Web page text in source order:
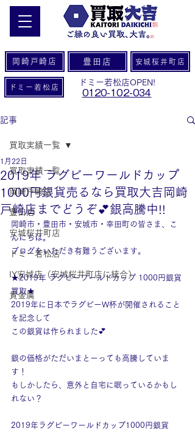
岡崎戸崎店 豊田店 安城桜井町店
ドミー若松店
ドミー若松店OPEN!
0120-102-034
記事
買取実績一覧
岡崎戸崎店
豊田店
安城桜井町店
ドミー若松店
IY安城店（安城桜井町店に統合）
貴金属
買取実績一覧
2019年 ラグビーワールドカップ
1000円銀貨売るなら買取大吉岡崎
戸崎店までどうぞ💕銀高騰中!!
1月22日
岡崎市・豊田市・安城市・幸田町の皆さま、こ
んにちは。
ブログをいただき有難うございます。
★2019年 ラグビーワールドカップ 1000円銀貨
買取★
2019年に日本でラグビーW杯が開催されること
を記念して
この銀貨は作られました💕
銀の価格がただいまとーっても高騰していま
す！
もしかしたら、意外と自宅に眠っているかもし
れない？
2019年ラグビーワールドカップ1000円銀貨